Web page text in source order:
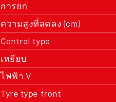
การยก
ความสูงที่ลดลง (cm)
Control type
เหยียบ
ไฟฟ้า V
Tyre type front